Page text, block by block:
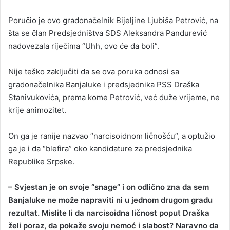
Poručio je ovo gradonačelnik Bijeljine Ljubiša Petrović, na
šta se član Predsjedništva SDS Aleksandra Pandurević
nadovezala riječima “Uhh, ovo će da boli”.
Nije teško zaključiti da se ova poruka odnosi sa
gradonačelnika Banjaluke i predsjednika PSS Draška
Stanivukovića, prema kome Petrović, već duže vrijeme, ne
krije animozitet.
On ga je ranije nazvao “narcisoidnom ličnošću”, a optužio
ga je i da “blefira” oko kandidature za predsjednika
Republike Srpske.
– Svjestan je on svoje “snage” i on odlično zna da sem
Banjaluke ne može napraviti ni u jednom drugom gradu
rezultat. Mislite li da narcisoidna ličnost poput Draška
želi poraz, da pokaže svoju nemoć i slabost? Naravno da